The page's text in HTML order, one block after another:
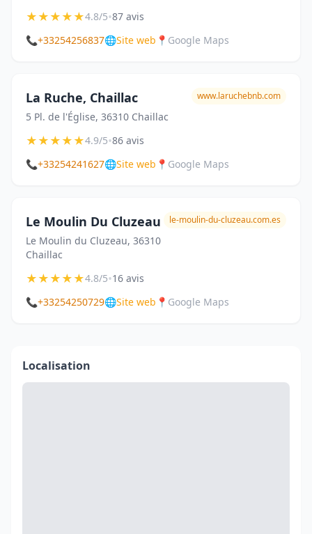
★★★★★4.8/5•87 avis
📞+33254256837🌐Site web 📍 Google Maps
La Ruche, Chaillac
5 Pl. de l'Église, 36310 Chaillac
www.laruchebnb.com
★★★★★4.9/5•86 avis
📞+33254241627🌐Site web 📍 Google Maps
Le Moulin Du Cluzeau
Le Moulin du Cluzeau, 36310
Chaillac
le-moulin-du-cluzeau.com.es
★★★★★4.8/5•16 avis
📞+33254250729🌐Site web 📍 Google Maps
Localisation